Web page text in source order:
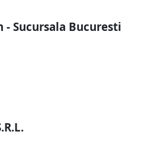
- Sucursala Bucuresti